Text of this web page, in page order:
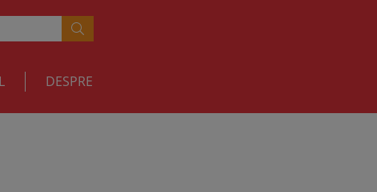
DESPRE